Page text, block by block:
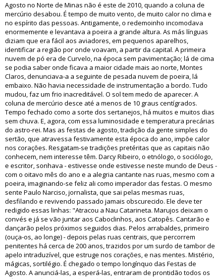
Agosto no Norte de Minas não é este de 2010, quando a coluna de
mercúrio desabou. É tempo de muito vento, de muito calor no clima e
no espírito das pessoas. Antigamente, o redemoinho incomodava
enormemente e levantava a poeira a grande altura. As más línguas
diziam que era fácil aos aviadores, em pequenos aparelhos,
identificar a região por onde voavam, a partir da capital. A primeira
nuvem de pó era de Curvelo, na época sem pavimentação; lá de cima
se podia saber onde ficava a maior cidade mais ao norte, Montes
Claros, denunciava-a a seguinte de pesada nuvem de poeira, lá
embaixo. Não havia necessidade de instrumentação a bordo. Tudo
mudou, faz um frio inacreditável. O sol tem medo de aparecer. A
coluna de mercúrio desce até a menos de 10 graus centígrados.
Tempo fechado como a sorte dos sertanejos, há muitos e muitos dias
sem chuva. E, agora, com essa luminosidade e temperatura precárias
do astro-rei. Mas as festas de agosto, tradição da gente simples do
sertão, que atravessa festivamente esta época do ano, impõe calor
nos corações. Resgatam-se tradições pretéritas que as capitais não
conhecem, nem interesse têm. Darcy Ribeiro, o etnólogo, o sociólogo,
e escritor, sonhava - estivesse onde estivesse neste mundo de Deus -
com o oitavo mês do ano e a alegria cantante nas ruas, mesmo com a
poeira, imaginando-se feliz ali como imperador das festas. O mesmo
sente Paulo Narciso, jornalista, que sai pelas mesmas ruas,
desfilando e revivendo passado jamais obscurecido. Ele deve ter
redigido essas linhas: "Atracou a Nau Catarineta. Marujos deixam o
convés e já se vão juntar aos Caboclinhos, aos Catopês. Cantarão e
dançarão pelos próximos seguidos dias. Pelos arrabaldes, primeiro
(ouça-os, ao longe) - depois pelas ruas centrais, que percorrem
penitentes há cerca de 200 anos, trazidos por um surdo de tambor de
apelo intraduzível, que estruge nos corações, e nas mentes. Mistério,
mágicas, sortilégio. É chegado o tempo longínquo das Festas de
Agosto. A anunciá-las, a esperá-las, entraram de prontidão todos os